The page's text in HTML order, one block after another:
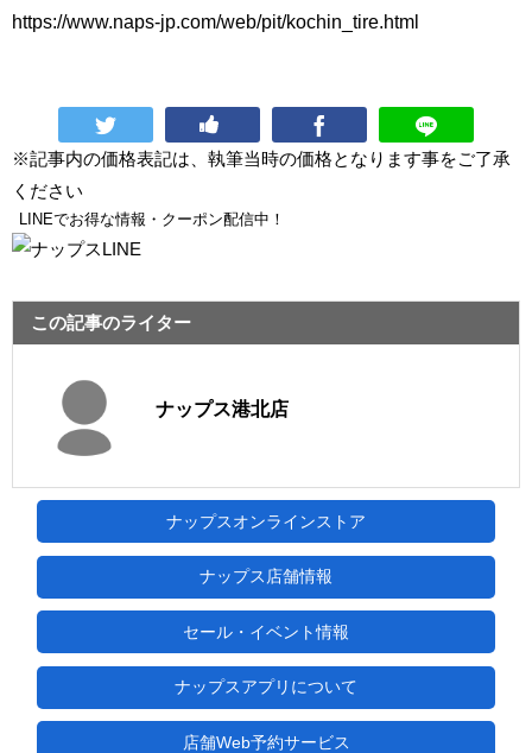
https://www.naps-jp.com/web/pit/kochin_tire.html
※記事内の価格表記は、執筆当時の価格となります事をご了承
ください
LINEでお得な情報・クーポン配信中！
この記事のライター
ナップス港北店
ナップスオンラインストア
ナップス店舗情報
セール・イベント情報
ナップスアプリについて
店舗Web予約サービス